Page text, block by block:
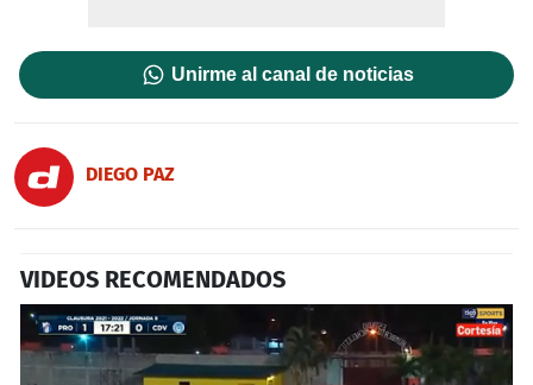
Unirme al canal de noticias
DIEGO PAZ
VIDEOS RECOMENDADOS